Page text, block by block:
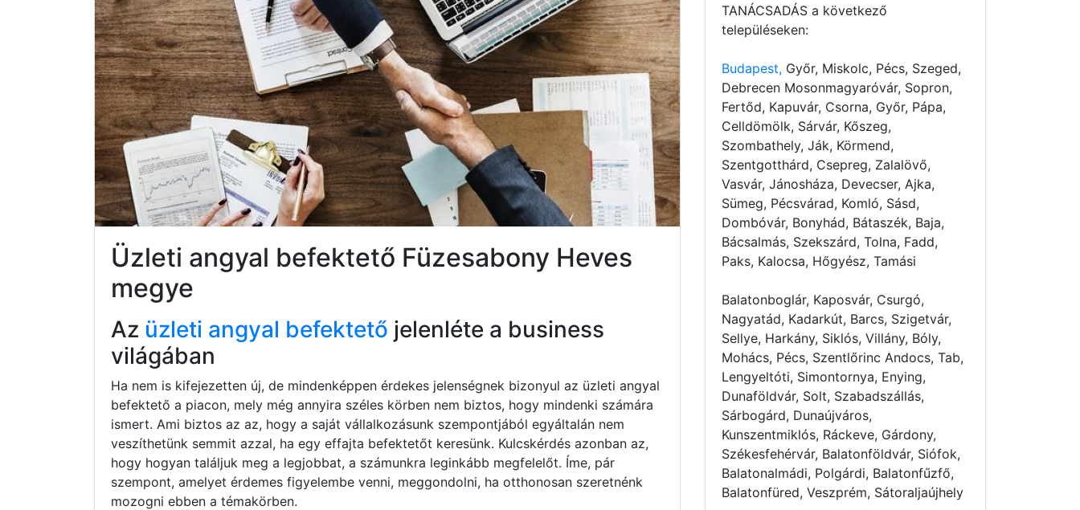
Üzleti angyal befektető Füzesabony Heves
megye
Az üzleti angyal befektető jelenléte a business
világában
Ha nem is kifejezetten új, de mindenképpen érdekes jelenségnek bizonyul az üzleti angyal
befektető a piacon, mely még annyira széles körben nem biztos, hogy mindenki számára
ismert. Ami biztos az az, hogy a saját vállalkozásunk szempontjából egyáltalán nem
veszíthetünk semmit azzal, ha egy effajta befektetőt keresünk. Kulcskérdés azonban az,
hogy hogyan találjuk meg a legjobbat, a számunkra leginkább megfelelőt. Íme, pár
szempont, amelyet érdemes figyelembe venni, meggondolni, ha otthonosan szeretnénk
mozogni ebben a témakörben.
TANÁCSADÁS a következő
településeken:
Budapest, Győr, Miskolc, Pécs, Szeged,
Debrecen Mosonmagyaróvár, Sopron,
Fertőd, Kapuvár, Csorna, Győr, Pápa,
Celldömölk, Sárvár, Kőszeg,
Szombathely, Ják, Körmend,
Szentgotthárd, Csepreg, Zalalövő,
Vasvár, Jánosháza, Devecser, Ajka,
Sümeg, Pécsvárad, Komló, Sásd,
Dombóvár, Bonyhád, Bátaszék, Baja,
Bácsalmás, Szekszárd, Tolna, Fadd,
Paks, Kalocsa, Hőgyész, Tamási
Balatonboglár, Kaposvár, Csurgó,
Nagyatád, Kadarkút, Barcs, Szigetvár,
Sellye, Harkány, Siklós, Villány, Bóly,
Mohács, Pécs, Szentlőrinc Andocs, Tab,
Lengyeltóti, Simontornya, Enying,
Dunaföldvár, Solt, Szabadszállás,
Sárbogárd, Dunaújváros,
Kunszentmiklós, Ráckeve, Gárdony,
Székesfehérvár, Balatonföldvár, Siófok,
Balatonalmádi, Polgárdi, Balatonfűzfő,
Balatonfüred, Veszprém, Sátoraljaújhely